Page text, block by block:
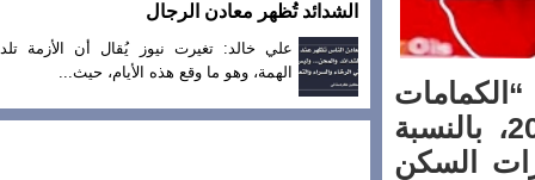
أبريل 2020، بالنسبة
السكن
الشدائد تُظهر معادن الرجال
علي خالد: تغيرت نيوز يُقال أن الأزمة تلد
الهمة، وهو ما وقع هذه الأيام، حيث...